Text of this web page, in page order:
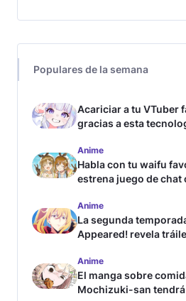
Populares de la semana
Acariciar a tu VTuber
gracias a esta
Anime
Habla con tu waifu
estrena juego de chat
Anime
La segunda
Appeared! revela
Anime
El manga sobre
Mochizuki-san